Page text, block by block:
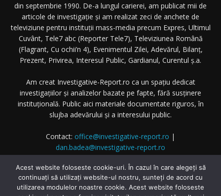
din septembrie 1990. De-a lungul carierei, am publicat mii de
articole de investigație și am realizat zeci de anchete de
televiziune pentru instituții mass-media precum Expres, Ultimul
Cuvânt, Tele7 abc (Reporter Tele7), Televiziunea Română
(Flagrant, Cu ochii’n 4), Evenimentul Zilei, Adevărul, Bilanț,
Prezent, Privirea, Interesul Public, Gardianul, Curentul ș.a.
Am creat Investigative-Report.ro ca un spațiu dedicat
investigațiilor și analizelor bazate pe fapte, fără susținere
instituțională. Public aici materiale documentate riguros, în
slujba adevărului și a interesului public.
Contact: office@investigative-report.ro |
dan.badea@investigative-report.ro
© 2025 Investigative-Report.ro. Toate drepturile rezervate.
Acest website foloseste cookie-uri. În cazul în care alegeți să
continuați să utilizați website-ul nostru, sunteți de acord cu
utilizarea modulelor noastre cookie. Acest website foloseste